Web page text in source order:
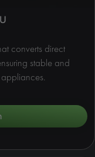
converts direct
stable and